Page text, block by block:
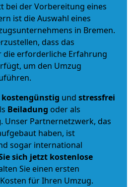
bei der Vorbereitung eines
ist die Auswahl eines
in Bremen.
dass das
die erforderliche Erfahrung
um den Umzug
kostengünstig und stressfrei
Beiladung oder als
. Unser Partnernetzwerk, das
haben, ist
sogar international
sich jetzt kostenlose
Sie einen ersten
für Ihren Umzug.